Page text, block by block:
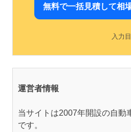
無料で一括見積して相
入力
運営者情報
当サイトは2007年開設の自動
です。